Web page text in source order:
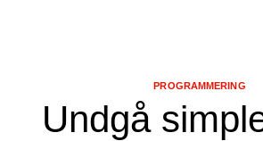
Undgå
PROGRAMMERING